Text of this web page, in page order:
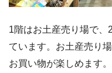
1階はお土産売り場で、
ています。お土産売り
お買い物が楽しめます。